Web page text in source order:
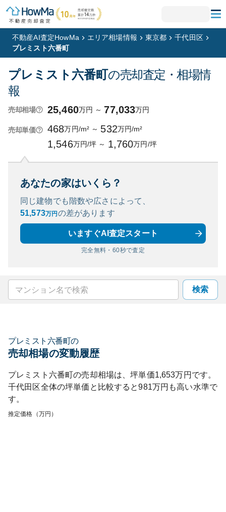
不動産AI査定HowMa エリア相場情報 東京都
千代田区
プレミスト六番町
プレミスト六番町の売却査定・相場情
報
売却相場 25,460万円 ～ 77,033万円
売却単価 468万円/m² ～ 532万円/m²
1,546万円/坪 ～ 1,760万円/坪
あなたの家はいくら？
同じ建物でも階数や広さによって、
51,573万円 の差があります
いますぐAI査定スタート
完全無料・60秒で査定
検索
プレミスト六番町の
売却相場の変動履歴
プレミスト六番町の売却相場は、坪単価1,653万円です。
千代田区全体の坪単価と比較すると981万円も高い水準で
す。
推定価格（万円）